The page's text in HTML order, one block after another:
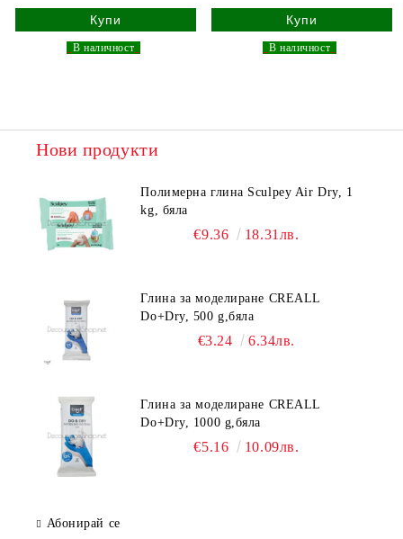
В наличност В наличност
Нови продукти
Полимерна глина Sculpey Air Dry, 1
kg, бяла
€9.36 18.31лв.
Глина за моделиране CREALL
Do+Dry, 500 g,бяла
€3.24 6.34лв.
Глина за моделиране CREALL
Do+Dry, 1000 g,бяла
€5.16 10.09лв.
Абонирай се